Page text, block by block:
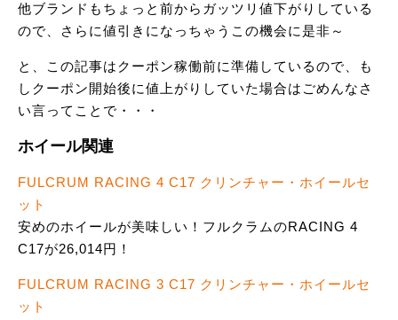
他ブランドもちょっと前からガッツリ値下がりしている
ので、さらに値引きになっちゃうこの機会に是非～
と、この記事はクーポン稼働前に準備しているので、も
しクーポン開始後に値上がりしていた場合はごめんなさ
い言ってことで・・・
ホイール関連
FULCRUM RACING 4 C17 クリンチャー・ホイールセ
ット
安めのホイールが美味しい！フルクラムのRACING 4
C17が26,014円！
FULCRUM RACING 3 C17 クリンチャー・ホイールセ
ット